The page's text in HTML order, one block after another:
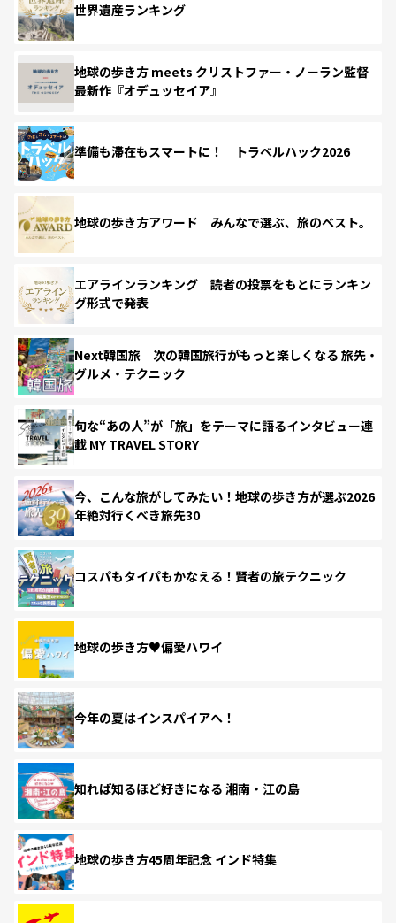
世界遺産ランキング
地球の歩き方 meets クリストファー・ノーラン監督
最新作『オデュッセイア』
準備も滞在もスマートに！ トラベルハック2026
地球の歩き方アワード みんなで選ぶ、旅のベスト。
エアラインランキング 読者の投票をもとにランキン
グ形式で発表
Next韓国旅 次の韓国旅行がもっと楽しくなる 旅先・
グルメ・テクニック
旬な“あの人”が「旅」をテーマに語るインタビュー連
載 MY TRAVEL STORY
今、こんな旅がしてみたい！地球の歩き方が選ぶ2026
年絶対行くべき旅先30
コスパもタイパもかなえる！賢者の旅テクニック
地球の歩き方♥偏愛ハワイ
今年の夏はインスパイアへ！
知れば知るほど好きになる 湘南・江の島
地球の歩き方45周年記念 インド特集